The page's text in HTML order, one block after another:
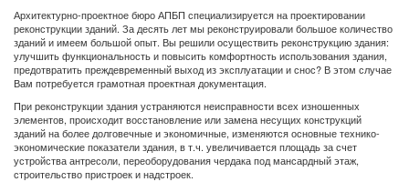
Архитектурно-проектное бюро АПБП специализируется на проектировании
реконструкции зданий. За десять лет мы реконструировали большое количество
зданий и имеем большой опыт. Вы решили осуществить реконструкцию здания:
улучшить функциональность и повысить комфортность использования здания,
предотвратить преждевременный выход из эксплуатации и снос? В этом случае
Вам потребуется грамотная проектная документация.
При реконструкции здания устраняются неисправности всех изношенных
элементов, происходит восстановление или замена несущих конструкций
зданий на более долговечные и экономичные, изменяются основные технико-
экономические показатели здания, в т.ч. увеличивается площадь за счет
устройства антресоли, переоборудования чердака под мансардный этаж,
строительство пристроек и надстроек.